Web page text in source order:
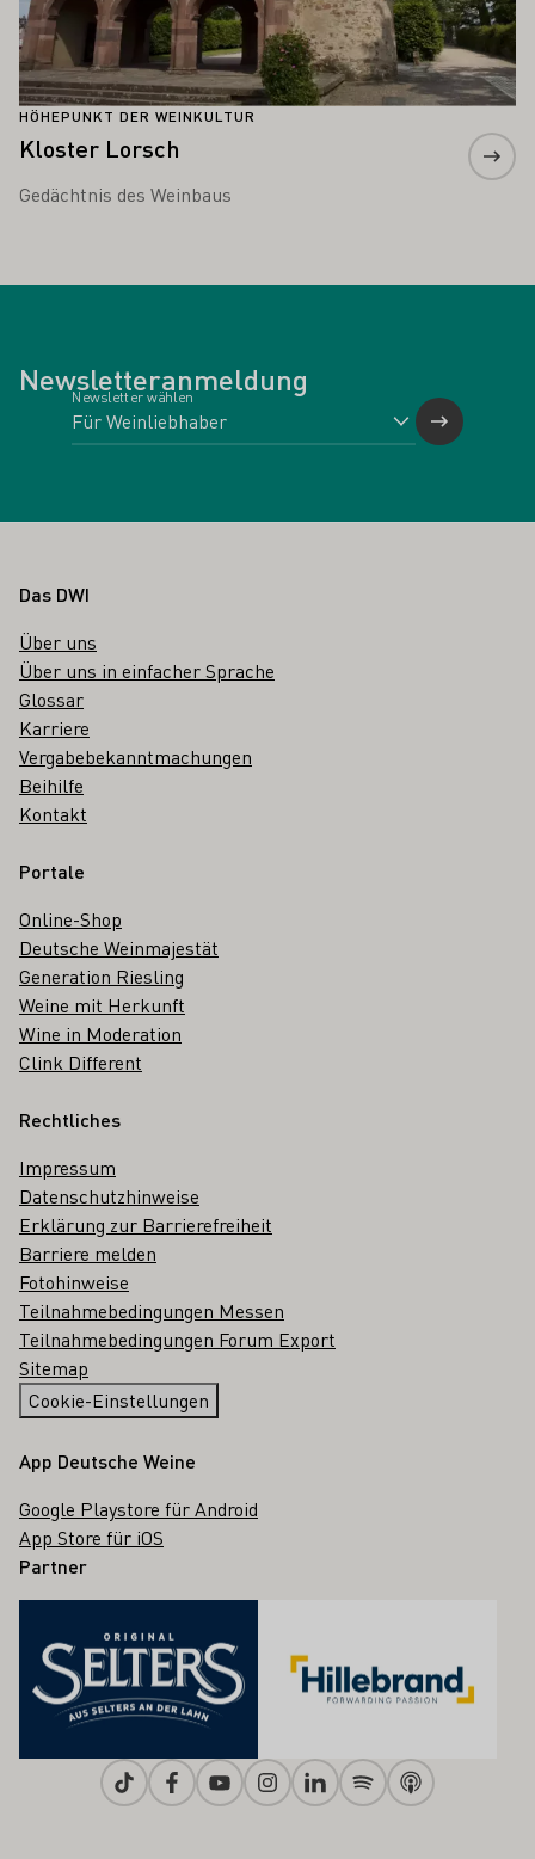
HÖHEPUNKT DER WEINKULTUR
Kloster Lorsch
Gedächtnis des Weinbaus
Newsletteranmeldung
Newsletter wählen
Fußbereich
Das DWI
Über uns
Über uns in einfacher Sprache
Glossar
Karriere
Vergabebekanntmachungen
Beihilfe
Kontakt
Portale
Online-Shop
Deutsche Weinmajestät
Generation Riesling
Weine mit Herkunft
Wine in Moderation
Clink Different
Rechtliches
Impressum
Datenschutzhinweise
Erklärung zur Barrierefreiheit
Barriere melden
Fotohinweise
Teilnahmebedingungen Messen
Teilnahmebedingungen Forum Export
Sitemap
Cookie-Einstellungen
App Deutsche Weine
Google Playstore für Android
App Store für iOS
Partner
TiktokFacebookYoutubeInstagramLinkedinSpotifyApple